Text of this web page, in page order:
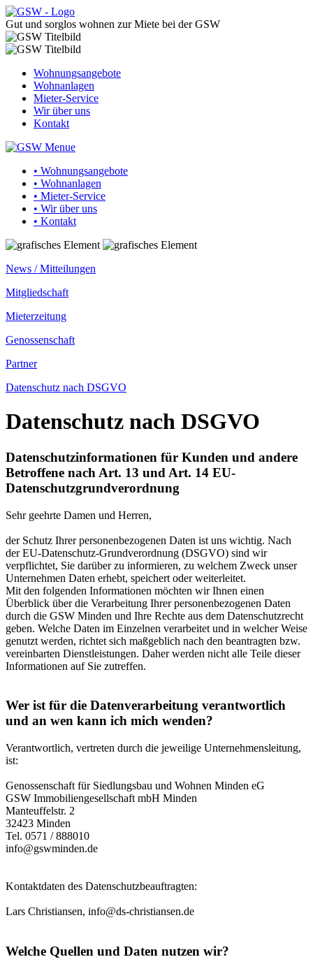
Gut und sorglos wohnen zur Miete bei der GSW
Wohnungsangebote
Wohnanlagen
Mieter-Service
Wir über uns
Kontakt
• Wohnungsangebote
• Wohnanlagen
• Mieter-Service
• Wir über uns
• Kontakt
News / Mitteilungen
Mitgliedschaft
Mieterzeitung
Genossenschaft
Partner
Datenschutz nach DSGVO
Datenschutz nach DSGVO
Datenschutzinformationen für Kunden und andere
Betroffene nach Art. 13 und Art. 14 EU-
Datenschutzgrundverordnung
Sehr geehrte Damen und Herren,
der Schutz Ihrer personenbezogenen Daten ist uns wichtig. Nach
der EU-Datenschutz-Grundverordnung (DSGVO) sind wir
verpflichtet, Sie darüber zu informieren, zu welchem Zweck unser
Unternehmen Daten erhebt, speichert oder weiterleitet.
Mit den folgenden Informationen möchten wir Ihnen einen
Überblick über die Verarbeitung Ihrer personenbezogenen Daten
durch die GSW Minden und Ihre Rechte aus dem Datenschutzrecht
geben. Welche Daten im Einzelnen verarbeitet und in welcher Weise
genutzt werden, richtet sich maßgeblich nach den beantragten bzw.
vereinbarten Dienstleistungen. Daher werden nicht alle Teile dieser
Informationen auf Sie zutreffen.
Wer ist für die Datenverarbeitung verantwortlich
und an wen kann ich mich wenden?
Verantwortlich, vertreten durch die jeweilige Unternehmensleitung,
ist:
Genossenschaft für Siedlungsbau und Wohnen Minden eG
GSW Immobiliengesellschaft mbH Minden
Manteuffelstr. 2
32423 Minden
Tel. 0571 / 888010
info@gswminden.de
Kontaktdaten des Datenschutzbeauftragten:
Lars Christiansen, info@ds-christiansen.de
Welche Quellen und Daten nutzen wir?